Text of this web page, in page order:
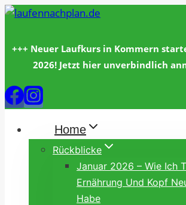
Zum
springen
+++ Neuer Laufkurs in Kommern
2026! Jetzt hier unverbindlich
Home
Rückblicke
Januar 2026 – Wie Ich
Ernährung Und Kopf
Habe